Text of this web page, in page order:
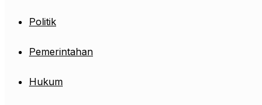
Politik
Pemerintahan
Hukum